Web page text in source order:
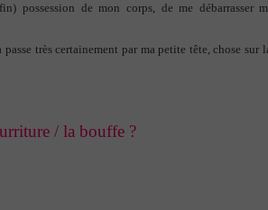
possession de mon corps, de me débarrasser
très certainement par ma petite tête, chose sur
/ la bouffe ?